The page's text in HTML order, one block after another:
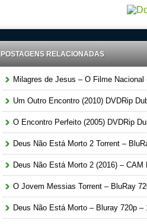
POSTAGENS RELACIONADAS
Milagres de Jesus – O Filme Nacional
Um Outro Encontro (2010) DVDRip
O Encontro Perfeito (2005) DVDRip
Deus Não Está Morto 2 Torrent – BluRay
Deus Não Está Morto 2 (2016) – CAM
O Jovem Messias Torrent – BluRay
Deus Não Está Morto – Bluray 720p –